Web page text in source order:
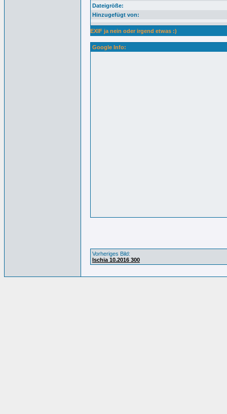
Dateigröße:
Hinzugefügt von:
EXIF ja nein oder irgend etwas :)
Google Info:
Vorheriges Bild:
Ischia 10.2016 300